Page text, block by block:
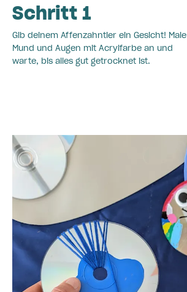
Schritt 1
Gib deinem Affenzahntier ein Gesicht! Male
Mund und Augen mit Acrylfarbe an und
warte, bis alles gut getrocknet ist.